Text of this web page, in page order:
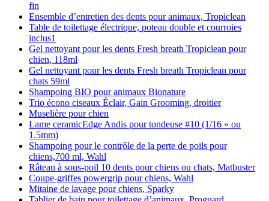
fin
Ensemble d’entretien des dents pour animaux, Tropiclean
Table de toilettage électrique, poteau double et courroies
inclus1
Gel nettoyant pour les dents Fresh breath Tropiclean pour
chien, 118ml
Gel nettoyant pour les dents Fresh breath Tropiclean pour
chats 59ml
Shampoing BIO pour animaux Bionature
Trio écono ciseaux Éclair, Gain Grooming, droitier
Muselière pour chien
Lame ceramicEdge Andis pour tondeuse #10 (1/16 » ou
1.5mm)
Shampoing pour le contrôle de la perte de poils pour
chiens,700 ml, Wahl
Râteau à sous-poil 10 dents pour chiens ou chats, Matbuster
Coupe-griffes powergrip pour chiens, Wahl
Mitaine de lavage pour chiens, Sparky